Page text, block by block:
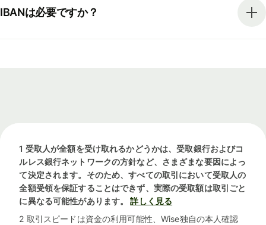
IBANは必要ですか？
1 受取人が全額を受け取れるかどうかは、受取銀行およびコ
ルレス銀行ネットワークの方針など、さまざまな要因によっ
て決定されます。そのため、すべての取引において受取人の
全額受領を保証することはできず、実際の受取額は取引ごと
に異なる可能性があります。
詳しく見る
2 取引スピードは資金の利用可能性、Wise独自の本人確認